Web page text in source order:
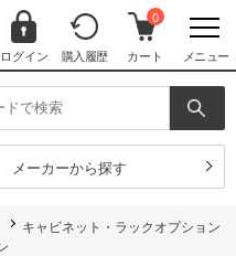
ログイン 購入履歴
0
カート メニュー
メーカーから探す
キャビネット・ラックオプション